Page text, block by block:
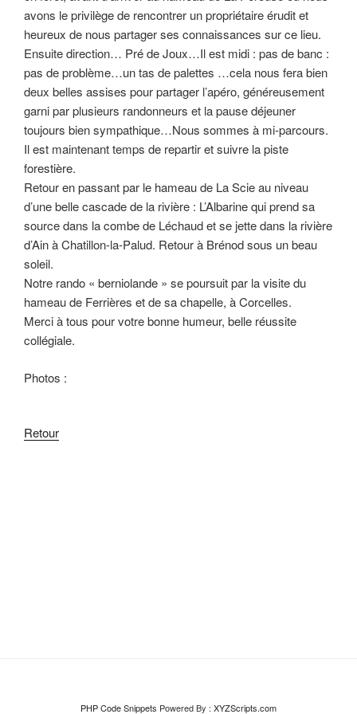
avons le privilège de rencontrer un propriétaire érudit et
heureux de nous partager ses connaissances sur ce lieu.
Ensuite direction… Pré de Joux…Il est midi : pas de banc :
pas de problème…un tas de palettes …cela nous fera bien
deux belles assises pour partager l’apéro, généreusement
garni par plusieurs randonneurs et la pause déjeuner
toujours bien sympathique…Nous sommes à mi-parcours.
Il est maintenant temps de repartir et suivre la piste
forestière.
Retour en passant par le hameau de La Scie au niveau
d’une belle cascade de la rivière : L’Albarine qui prend sa
source dans la combe de Léchaud et se jette dans la rivière
d’Ain à Chatillon-la-Palud. Retour à Brénod sous un beau
soleil.
Notre rando « berniolande » se poursuit par la visite du
hameau de Ferrières et de sa chapelle, à Corcelles.
Merci à tous pour votre bonne humeur, belle réussite
collégiale.
Photos :
Retour
PHP Code Snippets Powered By : XYZScripts.com